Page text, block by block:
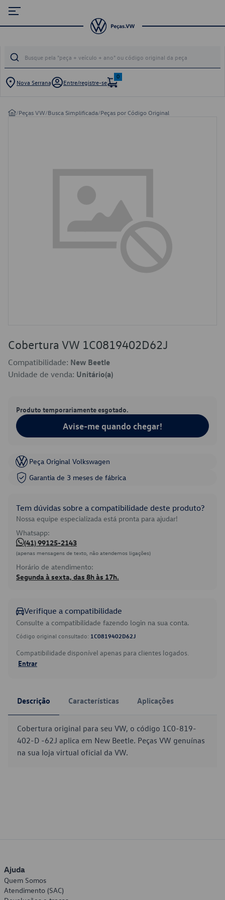
Nova Serrana Entre/registre-se
0
/Peças VW/Busca Simplificada/Peças por Código Original
Cobertura VW 1C0819402D62J
Compatibilidade: New Beetle
Unidade de venda: Unitário(a)
Produto temporariamente esgotado.
Avise-me quando chegar!
Peça Original Volkswagen
Garantia de 3 meses de fábrica
Tem dúvidas sobre a compatibilidade deste produto?
Nossa equipe especializada está pronta para ajudar!
Whatsapp:
(41) 99125-2143
(apenas mensagens de texto, não atendemos ligações)
Horário de atendimento:
Segunda à sexta, das 8h às 17h.
Verifique a compatibilidade
Consulte a compatibilidade fazendo login na sua conta.
Código original consultado: 1C0819402D62J
Compatibilidade disponível apenas para clientes logados.
Entrar
Descrição Características Aplicações
Cobertura original para seu VW, o código 1C0-819-
402-D -62J aplica em New Beetle. Peças VW genuínas
na sua loja virtual oficial da VW.
Ajuda
Quem Somos
Atendimento (SAC)